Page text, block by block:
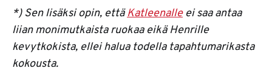
*) Sen lisäksi opin, ettäKatleenalleei saa antaa
liian monimutkaista ruokaa eikä Henrille
kevytkokista, ellei halua todella tapahtumarikasta
kokousta.